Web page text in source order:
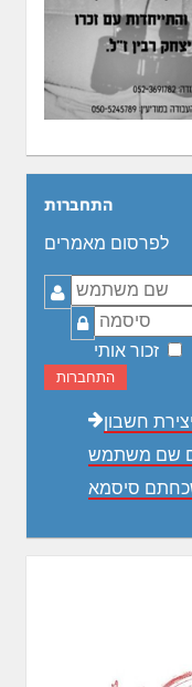
התחברות
לפרסום מאמרים
שם
משתמש
סיסמה
זכור אותי
התחברות
יצירת חשבון